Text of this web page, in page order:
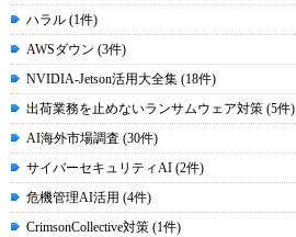
ハラル (1件)
AWSダウン (3件)
NVIDIA-Jetson活用大全集 (18件)
出荷業務を止めないランサムウェア対策 (5件)
AI海外市場調査 (30件)
サイバーセキュリティAI (2件)
危機管理AI活用 (4件)
CrimsonCollective対策 (1件)